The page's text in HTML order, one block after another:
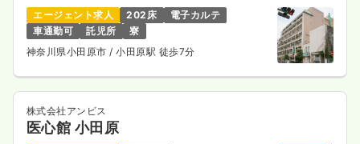
気になる 詳細を見る
日勤のみ（パート） 一時募集休止
給与 時給 1,600〜1,800
時間 7:45～12:45
エージェント求人 202床
電子カルテ
車通勤可
託児所
寮
神奈川県小田原市/ 小田原駅 徒歩7分
株式会社アンビス
医心館 小田原